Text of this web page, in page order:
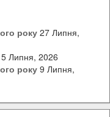
року 27 Липня,
Липня, 2026
року 9 Липня,